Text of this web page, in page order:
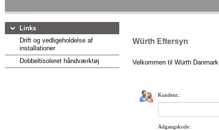
Links
Drift og vedligeholdelse af
installationer
Dobbeltisoleret håndværktøj
Würth Eftersyn
Velkommen til Würth
Kundenr.:
Adgangskode: